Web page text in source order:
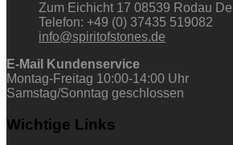
Zum Eichicht 17 08539 Rodau
Telefon: +49 (0) 37435 519082
info@spiritofstones.de
E-Mail Kundenservice
Montag-Freitag 10:00-14:00 Uhr
Samstag/Sonntag geschlossen
Wichtige Links